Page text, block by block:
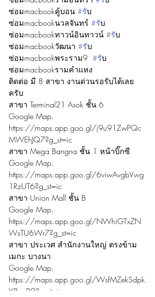
ซ่อมmacbookคู้บอน #รับ
ซ่อมmacbookนวลจันทร์ #รับ
ซ่อมmacbookทาวน์อินทาวน์ #รับ
ซ่อมmacbookวัฒนา #รับ
ซ่อมmacbookพระราม9 #รับ
ซ่อมmacbookรามคำเเหง
ติดต่อ มี 8 สาขา งานด่วนรอรับได้เลย
ครับ
สาขา Terminal21 Asok ชั้น 6
Google Map.
https://maps.app.goo.gl/j9u91ZwPQc
MWEhJQ7?g_st=ic
สาขา Mega Bangna ชั้น 1 หน้าบิ๊กซี
Google Map.
https://maps.app.goo.gl/6viwAvgbVwg
1RzUT6?g_st=ic
สาขา Union Mall ชั้น B
Google Map.
https://maps.app.goo.gl/NWhiGTxZN
WsTU6Wr7?g_st=ic
สาขา ประเวศ สำนักงานใหญ่ ตรงข้าม
เมกะ บางนา
Google Map.
https://maps.app.goo.gl/WsfMZekSdpk
Y8guB9?g_st=ic